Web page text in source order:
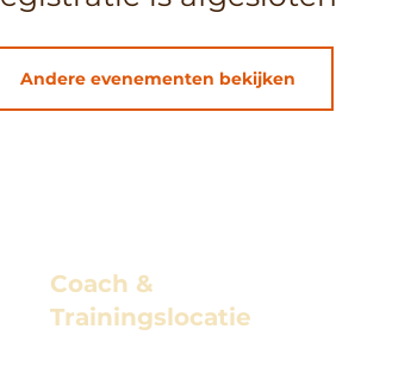
Andere evenementen bekijken
Coach &
Trainingslocatie